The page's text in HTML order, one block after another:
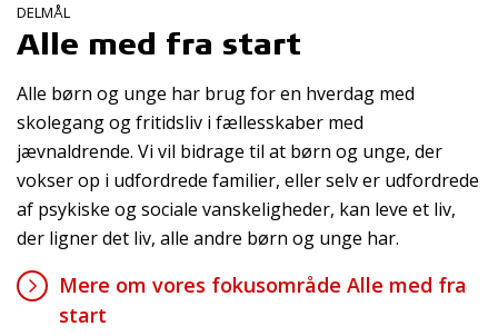
DELMÅL
Alle med fra start
Alle børn og unge har brug for en hverdag med
skolegang og fritidsliv i fællesskaber med
jævnaldrende. Vi vil bidrage til at børn og unge, der
vokser op i udfordrede familier, eller selv er udfordrede
af psykiske og sociale vanskeligheder, kan leve et liv,
der ligner det liv, alle andre børn og unge har.
Mere om vores fokusområde Alle med fra
start